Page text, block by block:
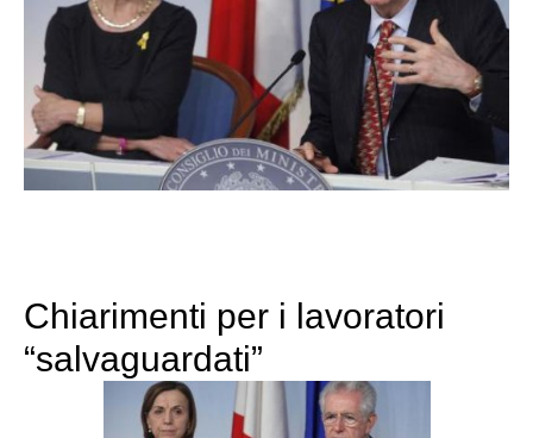
Chiarimenti per i lavoratori
“salvaguardati”